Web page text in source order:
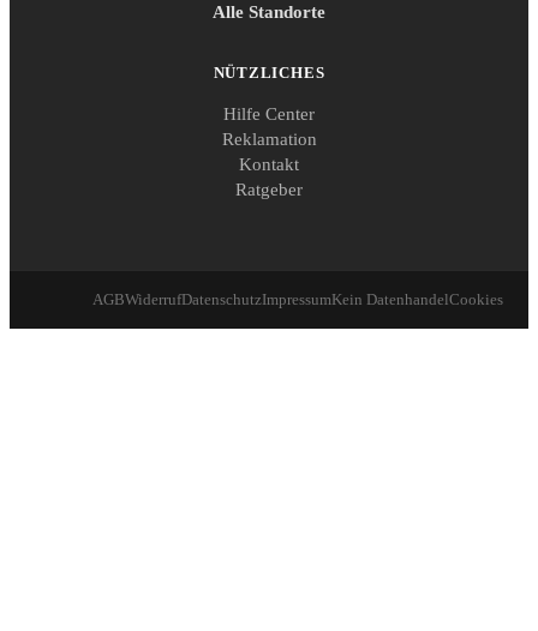
Alle Standorte
NÜTZLICHES
Hilfe Center
Reklamation
Kontakt
Ratgeber
AGBWiderrufDatenschutzImpressumKein DatenhandelCookies